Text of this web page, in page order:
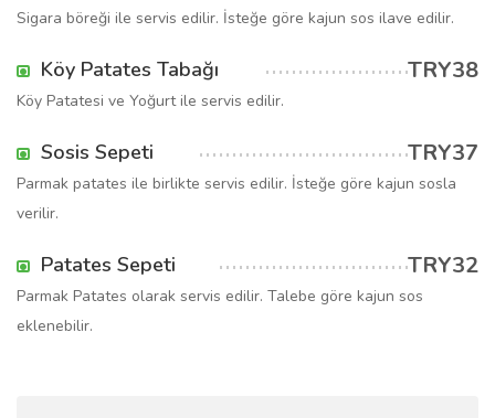
Sigara böreği ile servis edilir. İsteğe göre kajun sos ilave edilir.
Köy Patates Tabağı TRY38
Köy Patatesi ve Yoğurt ile servis edilir.
Sosis Sepeti TRY37
Parmak patates ile birlikte servis edilir. İsteğe göre kajun sosla
verilir.
Patates Sepeti TRY32
Parmak Patates olarak servis edilir. Talebe göre kajun sos
eklenebilir.